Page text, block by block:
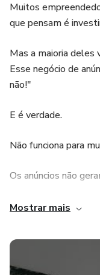
Muitos
que pensam é
Mas a maioria
Esse negócio de
não!"
E é verdade.
Não funciona para
Os anúncios não
Ou custam caro
Sabe porque?
Porque não
Mostrar mais